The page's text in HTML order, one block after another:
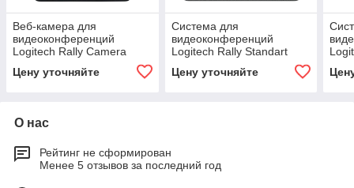
Веб-камера для
видеоконференций
Logitech Rally Camera
Цену уточняйте
Система для
видеоконференций
Logitech Rally Standart
Цену уточняйте
О нас
Рейтинг не сформирован
Менее 5 отзывов за последний год